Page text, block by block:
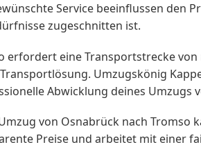
Service beeinflussen den
zugeschnitten ist.
erfordert eine Transportstrecke
Umzugskönig
Abwicklung deines Umzugs
von Osnabrück nach
Preise und arbeitet mit einer